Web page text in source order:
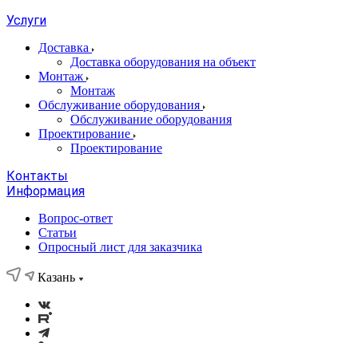
Услуги
Доставка
Доставка оборудования на объект
Монтаж
Монтаж
Обслуживание оборудования
Обслуживание оборудования
Проектирование
Проектирование
Контакты
Информация
Вопрос-ответ
Статьи
Опросный лист для заказчика
Казань